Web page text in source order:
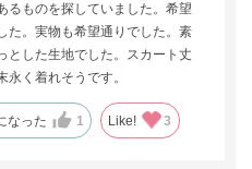
るものを探していました。希望
た。実物も希望通りでした。素
とした生地でした。スカート丈
く着れそうです。
なった 1 Like! 3